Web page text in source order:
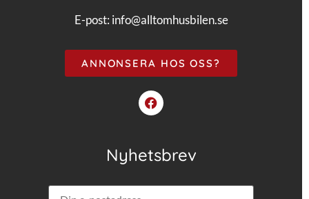
E-post: info@alltomhusbilen.se
ANNONSERA HOS OSS?
Nyhetsbrev